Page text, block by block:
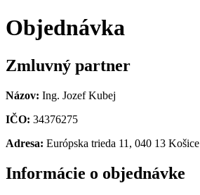
Objednávka
Zmluvný partner
Názov: Ing. Jozef Kubej
IČO: 34376275
Adresa: Európska trieda 11, 040 13 Košice
Informácie o objednávke